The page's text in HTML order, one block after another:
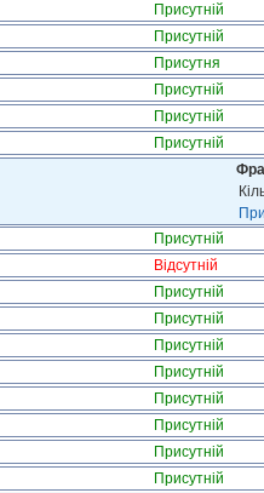
Присутній
Присутній
Присутня
Присутній
Присутній
Присутній
Присутній
Відсутній
Присутній
Присутній
Присутній
Присутній
Присутній
Присутній
Присутній
Присутній